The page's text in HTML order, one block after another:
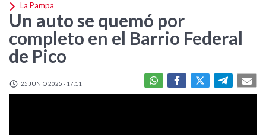
La Pampa
Un auto se quemó por
completo en el Barrio Federal
de Pico
25 JUNIO 2025 - 17:11